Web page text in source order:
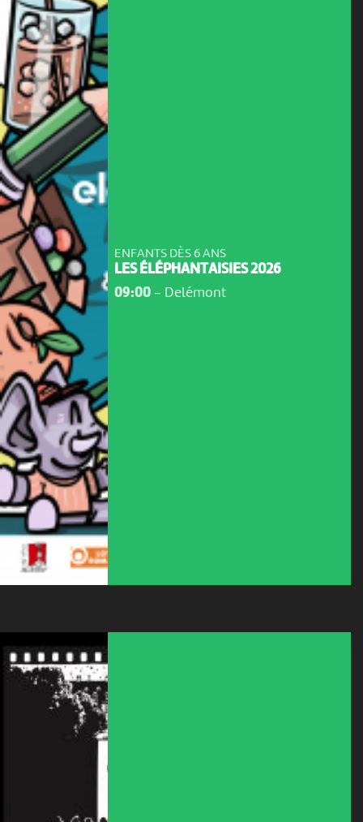
ENFANTS DÈS 6 ANS
LES ÉLÉPHANTAISIES 2026
09:00- Delémont